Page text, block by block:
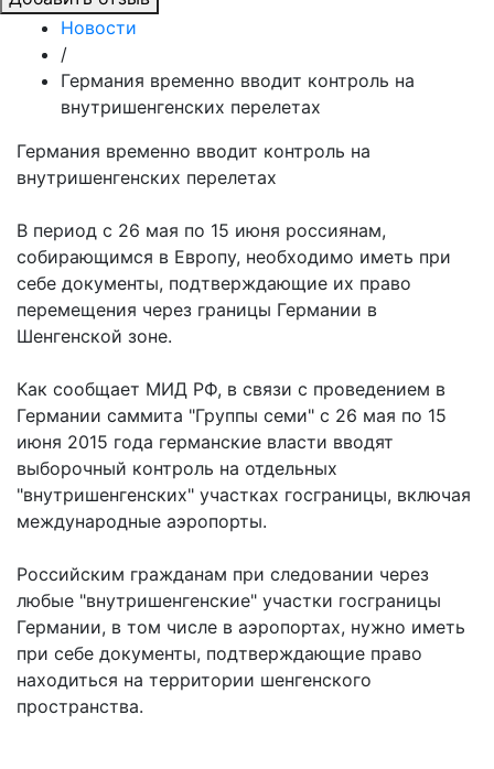
Новости
/
Германия временно вводит контроль на
внутришенгенских перелетах
Германия временно вводит контроль на
внутришенгенских перелетах
В период с 26 мая по 15 июня россиянам,
собирающимся в Европу, необходимо иметь при
себе документы, подтверждающие их право
перемещения через границы Германии в
Шенгенской зоне.
Как сообщает МИД РФ, в связи с проведением в
Германии саммита "Группы семи" с 26 мая по 15
июня 2015 года германские власти вводят
выборочный контроль на отдельных
"внутришенгенских" участках госграницы, включая
международные аэропорты.
Российским гражданам при следовании через
любые "внутришенгенские" участки госграницы
Германии, в том числе в аэропортах, нужно иметь
при себе документы, подтверждающие право
находиться на территории шенгенского
пространства.